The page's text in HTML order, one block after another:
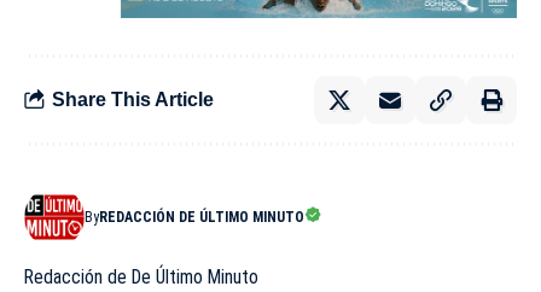
Share This Article
ByREDACCIÓN DE ÚLTIMO MINUTO
Redacción de De Último Minuto